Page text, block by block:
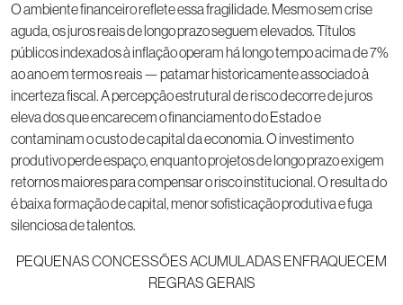
O ambiente financeiro reflete essa fragilidade. Mesmo sem crise
aguda, os juros reais de longo prazo seguem elevados. Títulos
públicos indexados à inflação operam há longo tempo acima de 7%
ao ano em termos reais — patamar historicamente associado à
incerteza fiscal. A percepção estrutural de risco decorre de juros
eleva dos que encarecem o financiamento do Estado e
contaminam o custo de capital da economia. O investimento
produtivo perde espaço, enquanto projetos de longo prazo exigem
retornos maiores para compensar o risco institucional. O resulta do
é baixa formação de capital, menor sofisticação produtiva e fuga
silenciosa de talentos.
PEQUENAS CONCESSÕES ACUMULADAS ENFRAQUECEM
REGRAS GERAIS